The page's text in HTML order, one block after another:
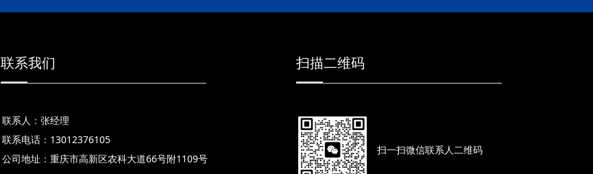
联系我们 扫描二维码
联系人：张经理
联系电话：13012376105
公司地址：重庆市高新区农科大道66号附1109号
扫一扫微信联系人二维码